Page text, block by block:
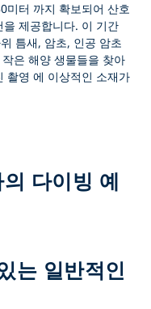
미터 까지 확보되어 산호
제공합니다. 이 기간
틈새, 암초, 인공 암초
은 해양 생물들을 찾아
촬영 에 이상적인 소재가
다이빙 예
는 일반적인